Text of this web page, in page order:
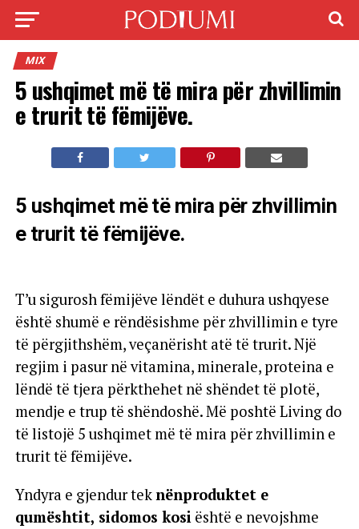
MIX
5 ushqimet më të mira për zhvillimin
e trurit të fëmijëve.
5 ushqimet më të mira për zhvillimin
e trurit të fëmijëve.
T’u sigurosh fëmijëve lëndët e duhura ushqyese
është shumë e rëndësishme për zhvillimin e tyre
të përgjithshëm, veçanërisht atë të trurit. Një
regjim i pasur në vitamina, minerale, proteina e
lëndë të tjera përkthehet në shëndet të plotë,
mendje e trup të shëndoshë. Më poshtë Living do
të listojë 5 ushqimet më të mira për zhvillimin e
trurit të fëmijëve.
Yndyra e gjendur teknënproduktet e
qumështit, sidomos kosiështë e nevojshme